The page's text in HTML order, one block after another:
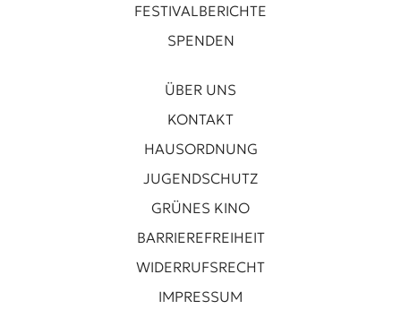
FESTIVALBERICHTE
SPENDEN
ÜBER UNS
KONTAKT
HAUSORDNUNG
JUGENDSCHUTZ
GRÜNES KINO
BARRIEREFREIHEIT
WIDERRUFSRECHT
IMPRESSUM